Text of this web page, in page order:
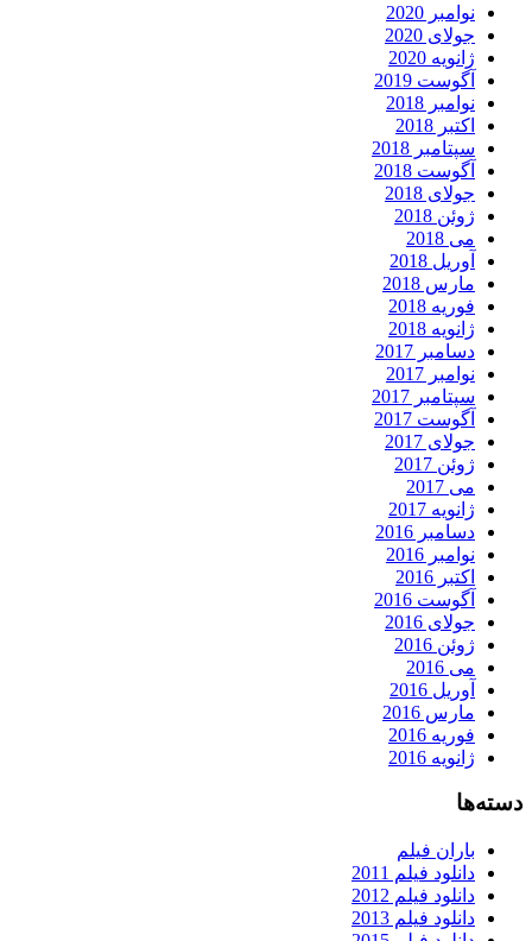
نوامبر 2020
جولای 2020
ژانویه 2020
آگوست 2019
نوامبر 2018
اکتبر 2018
سپتامبر 2018
آگوست 2018
جولای 2018
ژوئن 2018
می 2018
آوریل 2018
مارس 2018
فوریه 2018
ژانویه 2018
دسامبر 2017
نوامبر 2017
سپتامبر 2017
آگوست 2017
جولای 2017
ژوئن 2017
می 2017
ژانویه 2017
دسامبر 2016
نوامبر 2016
اکتبر 2016
آگوست 2016
جولای 2016
ژوئن 2016
می 2016
آوریل 2016
مارس 2016
فوریه 2016
ژانویه 2016
دسته‌ها
باران فیلم
دانلود فیلم 2011
دانلود فیلم 2012
دانلود فیلم 2013